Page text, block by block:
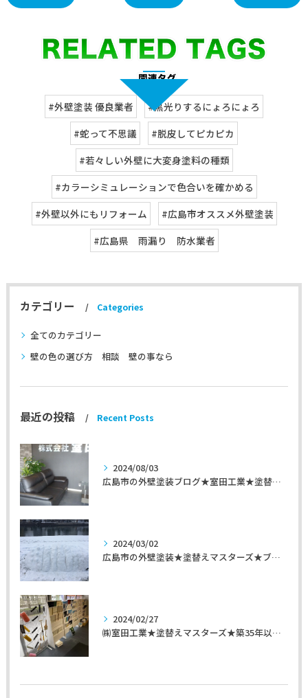
#外壁塗装 優良業者
#黒光りするにょろにょろ
#蛇って不思議
#脱皮してピカピカ
#若々しい外壁に大変身塗料の種類
#カラーシミュレーションで色合いを確かめる
#外壁以外にもリフォーム
#広島市オススメ外壁塗装
#広島県 雨漏り 防水業者
カテゴリー Categories
全てのカテゴリー
壁の色の選び方 相談 壁の事なら
最近の投稿 Recent Posts
2024/08/03
広島市の外壁塗装ブログ★室田工業★塗替えマスターズ★外壁リフォーム
2024/03/02
広島市の外壁塗装★塗替えマスターズ★ブログ「初めて家を手入れするのに」
2024/02/27
㈱室田工業★塗替えマスターズ★築35年以上のお宅の施工事例